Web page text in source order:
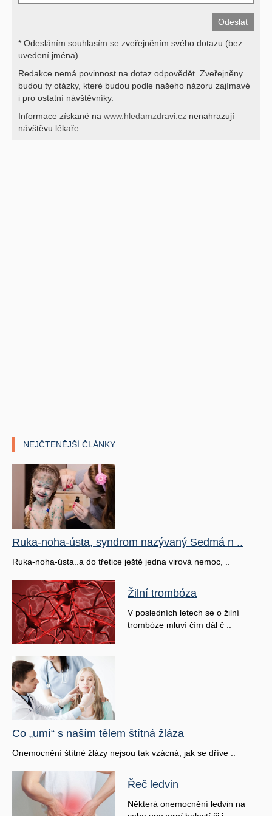
* Odesláním souhlasím se zveřejněním svého dotazu (bez
uvedení jména).
Redakce nemá povinnost na dotaz odpovědět. Zveřejněny
budou ty otázky, které budou podle našeho názoru zajímavé
i pro ostatní návštěvníky.
Informace získané na www.hledamzdravi.cz nenahrazují
návštěvu lékaře.
NEJČTENĚJŠÍ ČLÁNKY
Ruka-noha-ústa, syndrom nazývaný Sedmá n ..
Ruka-noha-ústa..a do třetice ještě jedna virová nemoc, ..
Žilní trombóza
V posledních letech se o žilní
trombóze mluví čím dál č ..
Co „umí“ s naším tělem štítná žláza
Onemocnění štítné žlázy nejsou tak vzácná, jak se dříve ..
Řeč ledvin
Některá onemocnění ledvin na